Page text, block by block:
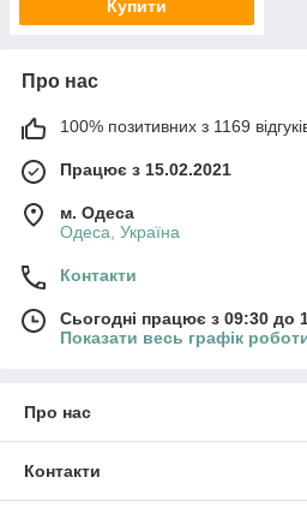
Купити
Про нас
100% позитивних з 1169
Працює з 15.02.2021
м. Одеса
Одеса, Україна
Контакти
Сьогодні працює з 09:30 до
Показати весь графік
Про нас
Контакти